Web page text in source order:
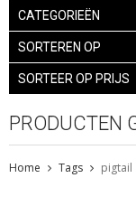
CATEGORIEËN
SORTEREN OP
SORTEER OP PRIJS
PRODUCTEN
Home Tags pigtail